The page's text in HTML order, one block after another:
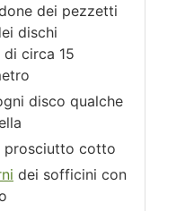
dei pezzetti
dischi
circa 15
disco qualche
prosciutto cotto
dei sofficini con